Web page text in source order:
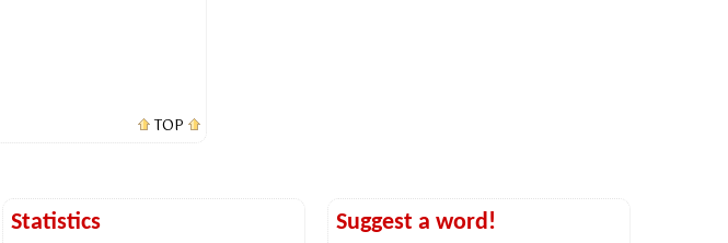
TOP
Statistics Suggest a word!